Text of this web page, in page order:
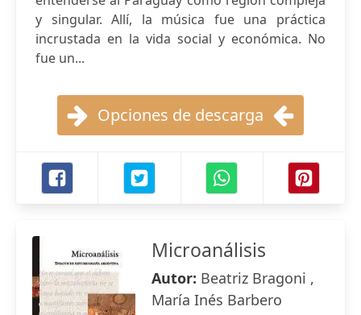
y singular. Allí, la música fue una práctica
incrustada en la vida social y económica. No
fue un...
Opciones de descarga
Microanálisis
Autor: Beatriz Bragoni ,
María Inés Barbero